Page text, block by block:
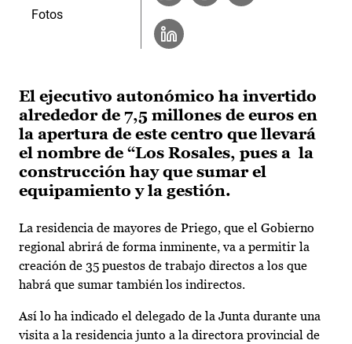
El ejecutivo autonómico ha invertido
alrededor de 7,5 millones de euros en
la apertura de este centro que llevará
el nombre de “Los Rosales, pues a la
construcción hay que sumar el
equipamiento y la gestión.
La residencia de mayores de Priego, que el Gobierno
regional abrirá de forma inminente, va a permitir la
creación de 35 puestos de trabajo directos a los que
habrá que sumar también los indirectos.
Así lo ha indicado el delegado de la Junta durante una
visita a la residencia junto a la directora provincial de
Fotos